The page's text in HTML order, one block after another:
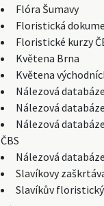
Flóra Šumavy
Floristická
Floristické kurzy
Květena Brna
Květena
Nálezová
Nálezová
Nálezová
ČBS
Nálezová
Slavíkovy
Slavíkův